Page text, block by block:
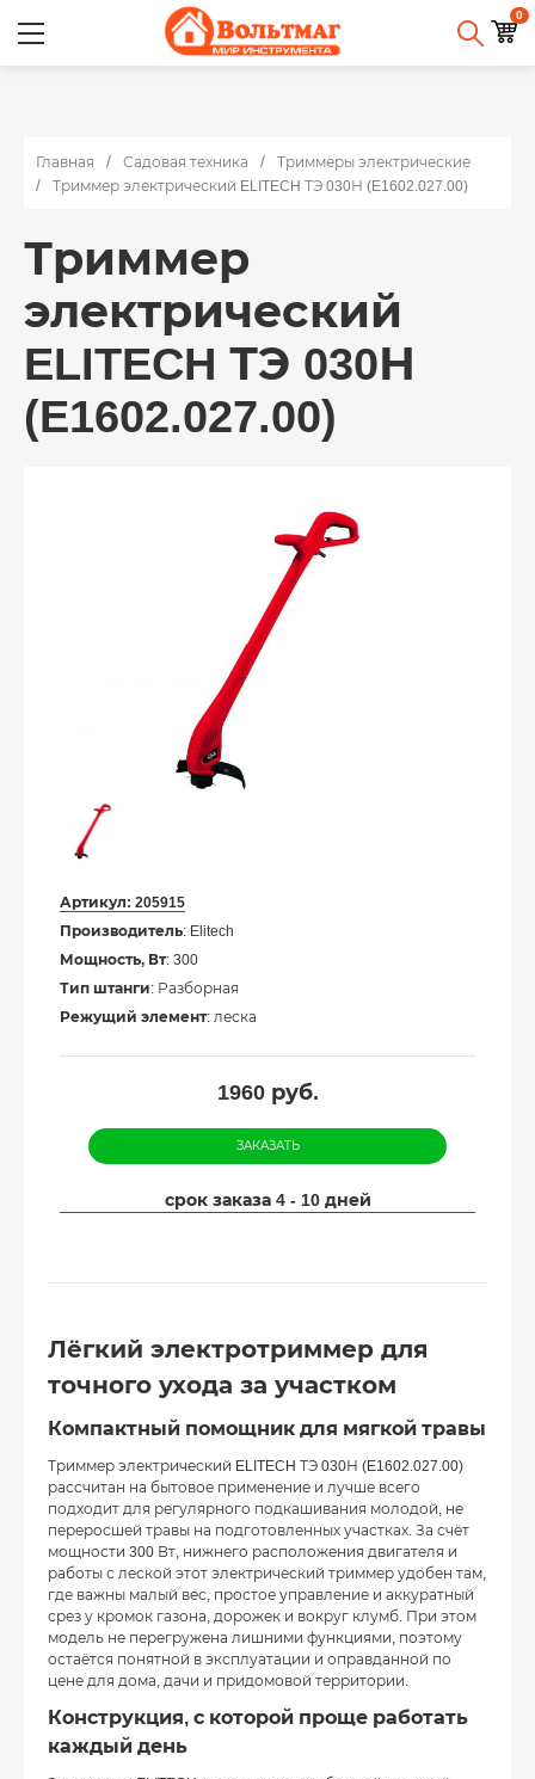
0
Главная Садовая техника
Триммеры электрические
Триммер электрический ELITECH ТЭ 030Н (E1602.027.00)
Триммер
электрический
ELITECH ТЭ 030Н
(E1602.027.00)
Артикул: 205915
Производитель: Elitech
Мощность, Вт: 300
Тип штанги: Разборная
Режущий элемент: леска
1960руб.
ЗАКАЗАТЬ
срок заказа 4 - 10 дней
Лёгкий электротриммер для
точного ухода за участком
Компактный помощник для мягкой травы
Триммер электрический ELITECH ТЭ 030Н (E1602.027.00)
рассчитан на бытовое применение и лучше всего
подходит для регулярного подкашивания молодой, не
переросшей травы на подготовленных участках. За счёт
мощности 300 Вт, нижнего расположения двигателя и
работы с леской этот электрический триммер удобен там,
где важны малый вес, простое управление и аккуратный
срез у кромок газона, дорожек и вокруг клумб. При этом
модель не перегружена лишними функциями, поэтому
остаётся понятной в эксплуатации и оправданной по
цене для дома, дачи и придомовой территории.
Конструкция, с которой проще работать
каждый день